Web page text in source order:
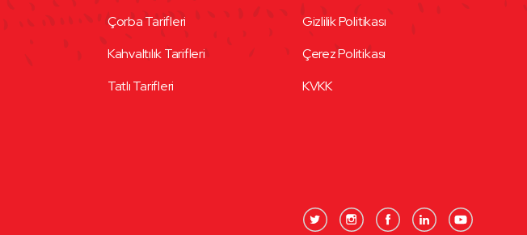
Çorba Tarifleri
Kahvaltılık Tarifleri
Tatlı Tarifleri
Gizlilik Politikası
Çerez Politikası
KVKK